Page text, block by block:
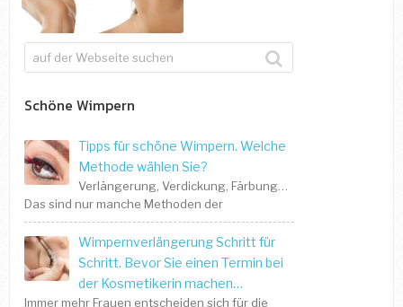
Schöne Wimpern
Tipps für schöne Wimpern. Welche
Methode wählen Sie?
Verlängerung, Verdickung, Färbung…
Das sind nur manche Methoden der
Wimpernverlängerung Schritt für
Schritt. Bevor Sie einen Termin bei
der Kosmetikerin machen…
Immer mehr Frauen entscheiden sich für die